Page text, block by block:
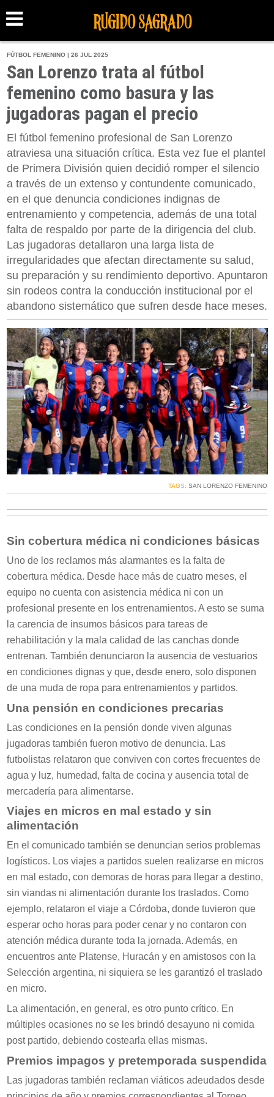
FÚTBOL FEMENINO | 26 JUL 2025
San Lorenzo trata al fútbol
femenino como basura y las
jugadoras pagan el precio
El fútbol femenino profesional de San Lorenzo
atraviesa una situación crítica. Esta vez fue el plantel
de Primera División quien decidió romper el silencio
a través de un extenso y contundente comunicado,
en el que denuncia condiciones indignas de
entrenamiento y competencia, además de una total
falta de respaldo por parte de la dirigencia del club.
Las jugadoras detallaron una larga lista de
irregularidades que afectan directamente su salud,
su preparación y su rendimiento deportivo. Apuntaron
sin rodeos contra la conducción institucional por el
abandono sistemático que sufren desde hace meses.
TAGS: SAN LORENZO FEMENINO
Sin cobertura médica ni condiciones básicas
Uno de los reclamos más alarmantes es la falta de
cobertura médica. Desde hace más de cuatro meses, el
equipo no cuenta con asistencia médica ni con un
profesional presente en los entrenamientos. A esto se suma
la carencia de insumos básicos para tareas de
rehabilitación y la mala calidad de las canchas donde
entrenan. También denunciaron la ausencia de vestuarios
en condiciones dignas y que, desde enero, solo disponen
de una muda de ropa para entrenamientos y partidos.
Una pensión en condiciones precarias
Las condiciones en la pensión donde viven algunas
jugadoras también fueron motivo de denuncia. Las
futbolistas relataron que conviven con cortes frecuentes de
agua y luz, humedad, falta de cocina y ausencia total de
mercadería para alimentarse.
Viajes en micros en mal estado y sin
alimentación
En el comunicado también se denuncian serios problemas
logísticos. Los viajes a partidos suelen realizarse en micros
en mal estado, con demoras de horas para llegar a destino,
sin viandas ni alimentación durante los traslados. Como
ejemplo, relataron el viaje a Córdoba, donde tuvieron que
esperar ocho horas para poder cenar y no contaron con
atención médica durante toda la jornada. Además, en
encuentros ante Platense, Huracán y en amistosos con la
Selección argentina, ni siquiera se les garantizó el traslado
en micro.
La alimentación, en general, es otro punto crítico. En
múltiples ocasiones no se les brindó desayuno ni comida
post partido, debiendo costearla ellas mismas.
Premios impagos y pretemporada suspendida
Las jugadoras también reclaman viáticos adeudados desde